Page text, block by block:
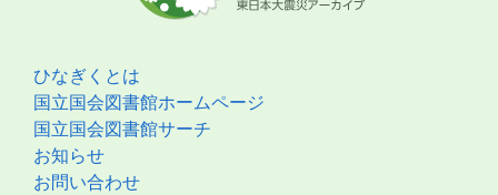
ひなぎくとは
国立国会図書館ホームページ
国立国会図書館サーチ
お知らせ
お問い合わせ